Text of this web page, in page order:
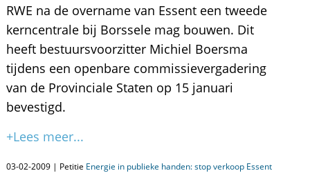
RWE na de overname van Essent een tweede
kerncentrale bij Borssele mag bouwen. Dit
heeft bestuursvoorzitter Michiel Boersma
tijdens een openbare commissievergadering
van de Provinciale Staten op 15 januari
bevestigd.
+Lees meer...
03-02-2009 | Petitie Energie in publieke handen: stop verkoop Essent